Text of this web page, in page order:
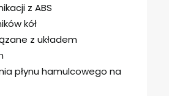
z ABS
kół
z układem
płynu hamulcowego na